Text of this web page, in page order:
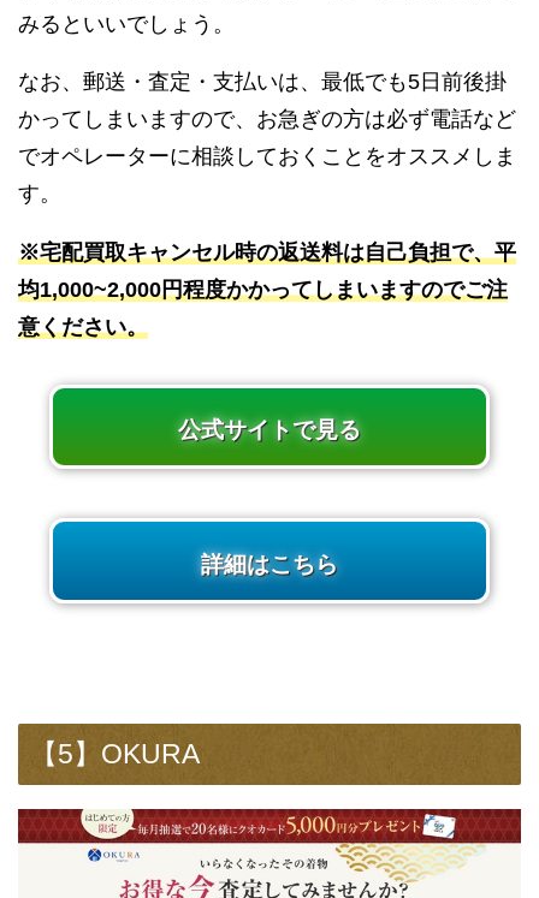
みるといいでしょう。
なお、郵送・査定・支払いは、最低でも5日前後掛
かってしまいますので、お急ぎの方は必ず電話など
でオペレーターに相談しておくことをオススメしま
す。
※宅配買取キャンセル時の返送料は自己負担で、平
均1,000~2,000円程度かかってしまいますのでご注
意ください。
公式サイトで見る
詳細はこちら
【5】OKURA